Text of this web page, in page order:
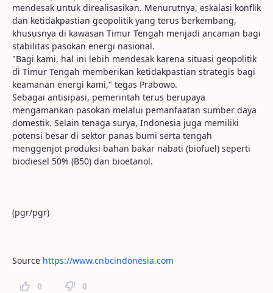
mendesak untuk direalisasikan. Menurutnya, eskalasi konflik
dan ketidakpastian geopolitik yang terus berkembang,
khususnya di kawasan Timur Tengah menjadi ancaman bagi
stabilitas pasokan energi nasional.
"Bagi kami, hal ini lebih mendesak karena situasi geopolitik
di Timur Tengah memberikan ketidakpastian strategis bagi
keamanan energi kami," tegas Prabowo.
Sebagai antisipasi, pemerintah terus berupaya
mengamankan pasokan melalui pemanfaatan sumber daya
domestik. Selain tenaga surya, Indonesia juga memiliki
potensi besar di sektor panas bumi serta tengah
menggenjot produksi bahan bakar nabati (biofuel) seperti
biodiesel 50% (B50) dan bioetanol.
(pgr/pgr)
Source https://www.cnbcindonesia.com
0 0